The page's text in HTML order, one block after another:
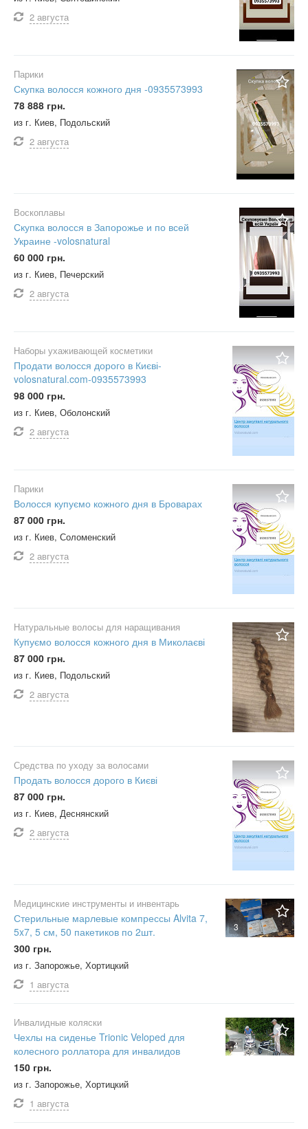
2 августа
Парики
Скупка волосся кожного дня -0935573993
78 888 грн.
из г. Киев, Подольский
2 августа
Воскоплавы
Скупка волосся в Запорожье и по всей
Украине -volosnatural
60 000 грн.
из г. Киев, Печерский
2 августа
Наборы ухаживающей косметики
Продати волосся дорого в Києві-
volosnatural.com-0935573993
98 000 грн.
из г. Киев, Оболонский
2 августа
Парики
Волосся купуємо кожного дня в Броварах
87 000 грн.
из г. Киев, Соломенский
2 августа
Натуральные волосы для наращивания
Купуємо волосся кожного дня в Миколаєві
87 000 грн.
из г. Киев, Подольский
2 августа
Средства по уходу за волосами
Продать волосся дорого в Києві
87 000 грн.
из г. Киев, Деснянский
2 августа
3
Медицинские инструменты и инвентарь
Стерильные марлевые компрессы Alvita 7,
5x7, 5 см, 50 пакетиков по 2шт.
300 грн.
из г. Запорожье, Хортицкий
1 августа
4
Инвалидные коляски
Чехлы на сиденье Trionic Veloped для
колесного роллатора для инвалидов
150 грн.
из г. Запорожье, Хортицкий
1 августа